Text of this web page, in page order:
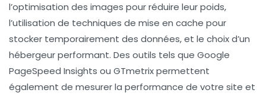
l’optimisation des images pour réduire leur poids,
l’utilisation de techniques de mise en cache pour
stocker temporairement des données, et le choix d’un
hébergeur performant. Des outils tels que Google
PageSpeed Insights ou GTmetrix permettent
également de mesurer la performance de votre site et